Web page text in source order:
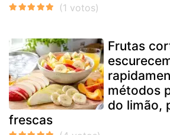
Frutas
métodos
do limão,
frescas